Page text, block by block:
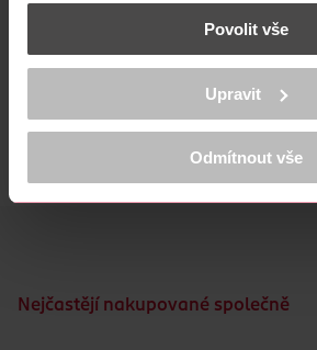
Zjistěte více o tom, jak zpracováváme vaše
části s podrobnostmi . Svůj
K provozu stránek, personalizaci obsahu a
médií, analýze návštěvnosti, které mohou
Více najdete vprohlášení o ochraně
Děkujeme za pochopení. >více o cookies<
Povolit vše
Upravit
Odmítnout vše
během mytí a sprchování. Kožní
pečuje o pokožku při mytí a sprchování.
s 1/3 dětského mléka
Nejčastějí nakupované společně